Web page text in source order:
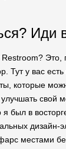
Иди
Это,
Тут у вас
которые
свой
был в
дизайн-
местами